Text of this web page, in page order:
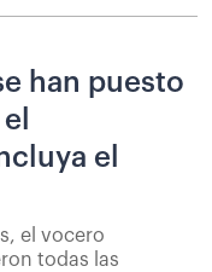
han puesto
el
el vocero
todas las